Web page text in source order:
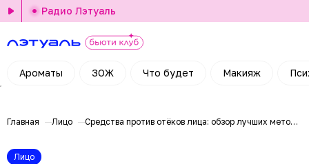
Ароматы ЗОЖ Что будет Макияж
Радио Лэтуаль
Главная Лицо Средства против отёков лица: обзор лучших методов — от кремов до домашних рецептов
Лицо